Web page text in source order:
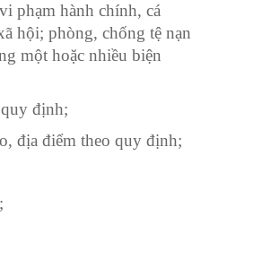
phạm hành chính, cá
hội; phòng, chống tệ nạn
một hoặc nhiều biện
định;
địa điểm theo quy định;